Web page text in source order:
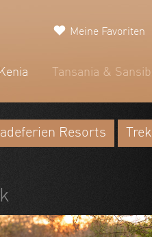
Kenia
Tansania &
Meine Favoriten
Resorts